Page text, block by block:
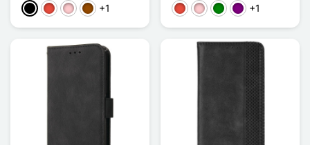
Schwarz
Rot PinkBraun
+1 Rot PinkGrünViolett
+1